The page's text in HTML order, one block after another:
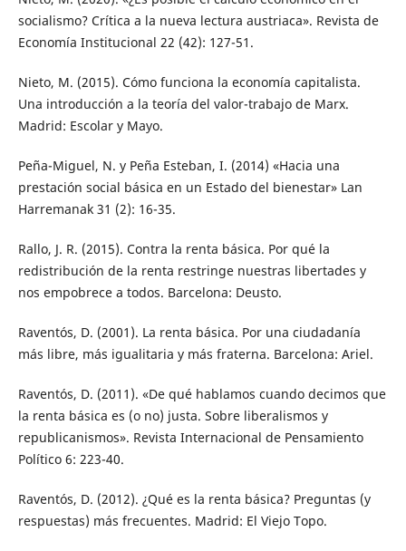
socialismo? Crítica a la nueva lectura austriaca». Revista de
Economía Institucional 22 (42): 127-51.
Nieto, M. (2015). Cómo funciona la economía capitalista.
Una introducción a la teoría del valor-trabajo de Marx.
Madrid: Escolar y Mayo.
Peña-Miguel, N. y Peña Esteban, I. (2014) «Hacia una
prestación social básica en un Estado del bienestar» Lan
Harremanak 31 (2): 16-35.
Rallo, J. R. (2015). Contra la renta básica. Por qué la
redistribución de la renta restringe nuestras libertades y
nos empobrece a todos. Barcelona: Deusto.
Raventós, D. (2001). La renta básica. Por una ciudadanía
más libre, más igualitaria y más fraterna. Barcelona: Ariel.
Raventós, D. (2011). «De qué hablamos cuando decimos que
la renta básica es (o no) justa. Sobre liberalismos y
republicanismos». Revista Internacional de Pensamiento
Político 6: 223-40.
Raventós, D. (2012). ¿Qué es la renta básica? Preguntas (y
respuestas) más frecuentes. Madrid: El Viejo Topo.